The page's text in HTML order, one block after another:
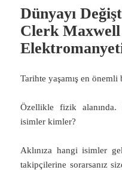
Dünyayı
Clerk Maxwell
Tarihte yaşamış en önemli
Özellikle fizik alanında.
isimler kimler?
Aklınıza hangi isimler
takipçilerine sorarsanız